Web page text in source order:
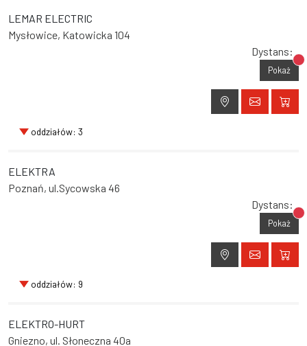
LEMAR ELECTRIC
Mysłowice, Katowicka 104
Dystans:
Pokaż
oddziałów: 3
ELEKTRA
Poznań, ul.Sycowska 46
Dystans:
Pokaż
oddziałów: 9
ELEKTRO-HURT
Gniezno, ul. Słoneczna 40a